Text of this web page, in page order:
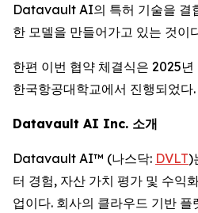
Datavault AI의 특허 기술을 결
한 모델을 만들어가고 있는 것이
한편 이번 협약 체결식은 2025
한국항공대학교에서 진행되었다.
Datavault AI Inc. 소개
Datavault AI™ (나스닥: DVLT)
터 경험, 자산 가치 평가 및 수익
업이다. 회사의 클라우드 기반 플